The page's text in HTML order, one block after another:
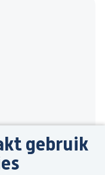
gebruik